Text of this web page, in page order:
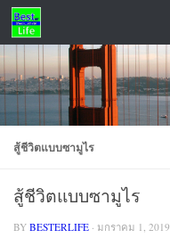
Skip to content
สู้ชีวิตแบบซามูไร
สู้ชีวิตแบบซามูไร
BY BESTERLIFE · มกราคม 1, 2019